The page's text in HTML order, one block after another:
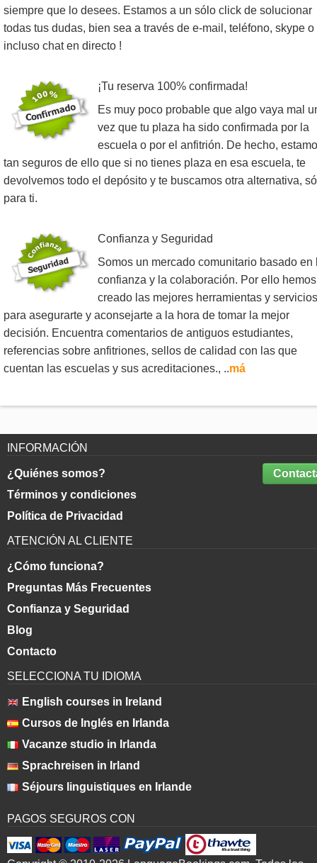
siempre que lo desees. Estamos a un sólo click de solucionar
todas tus dudas, bien sea a través de e-mail, teléfono, skype o
incluso chat en directo !
¡Tu reserva 100% confirmada!
Es muy poco probable que algo vaya mal
vez que tu plaza ha sido confirmada por la
escuela o por el anfitrión. De hecho,
tan seguros de ello que si no tienes plaza en esa escuela, te
devolvemos todo el depósito y te buscamos otra alternativa,
para ti.
Confianza y Seguridad
Somos un mercado comunitario basado en
confianza y la colaboración. Por ello hemos
creado las mejores herramientas y servicios
para asegurarte y aconsejarte a la hora de tomar la mejor
decisión. Encuentra comentarios de antiguos estudiantes,
referencias sobre anfitriones, sellos de calidad con las que
cuentan las escuelas y sus acreditaciones., ..má
INFORMACIÓN
¿Quiénes somos?
Términos y condiciones
Política de Privacidad
ATENCIÓN AL CLIENTE
¿Cómo funciona?
Preguntas Más Frecuentes
Confianza y Seguridad
Blog
Contacto
SELECCIONA TU IDIOMA
English courses in Ireland
Cursos de Inglés en Irlanda
Vacanze studio in Irlanda
Sprachreisen in Irland
Séjours linguistiques en Irlande
PAGOS SEGUROS CON